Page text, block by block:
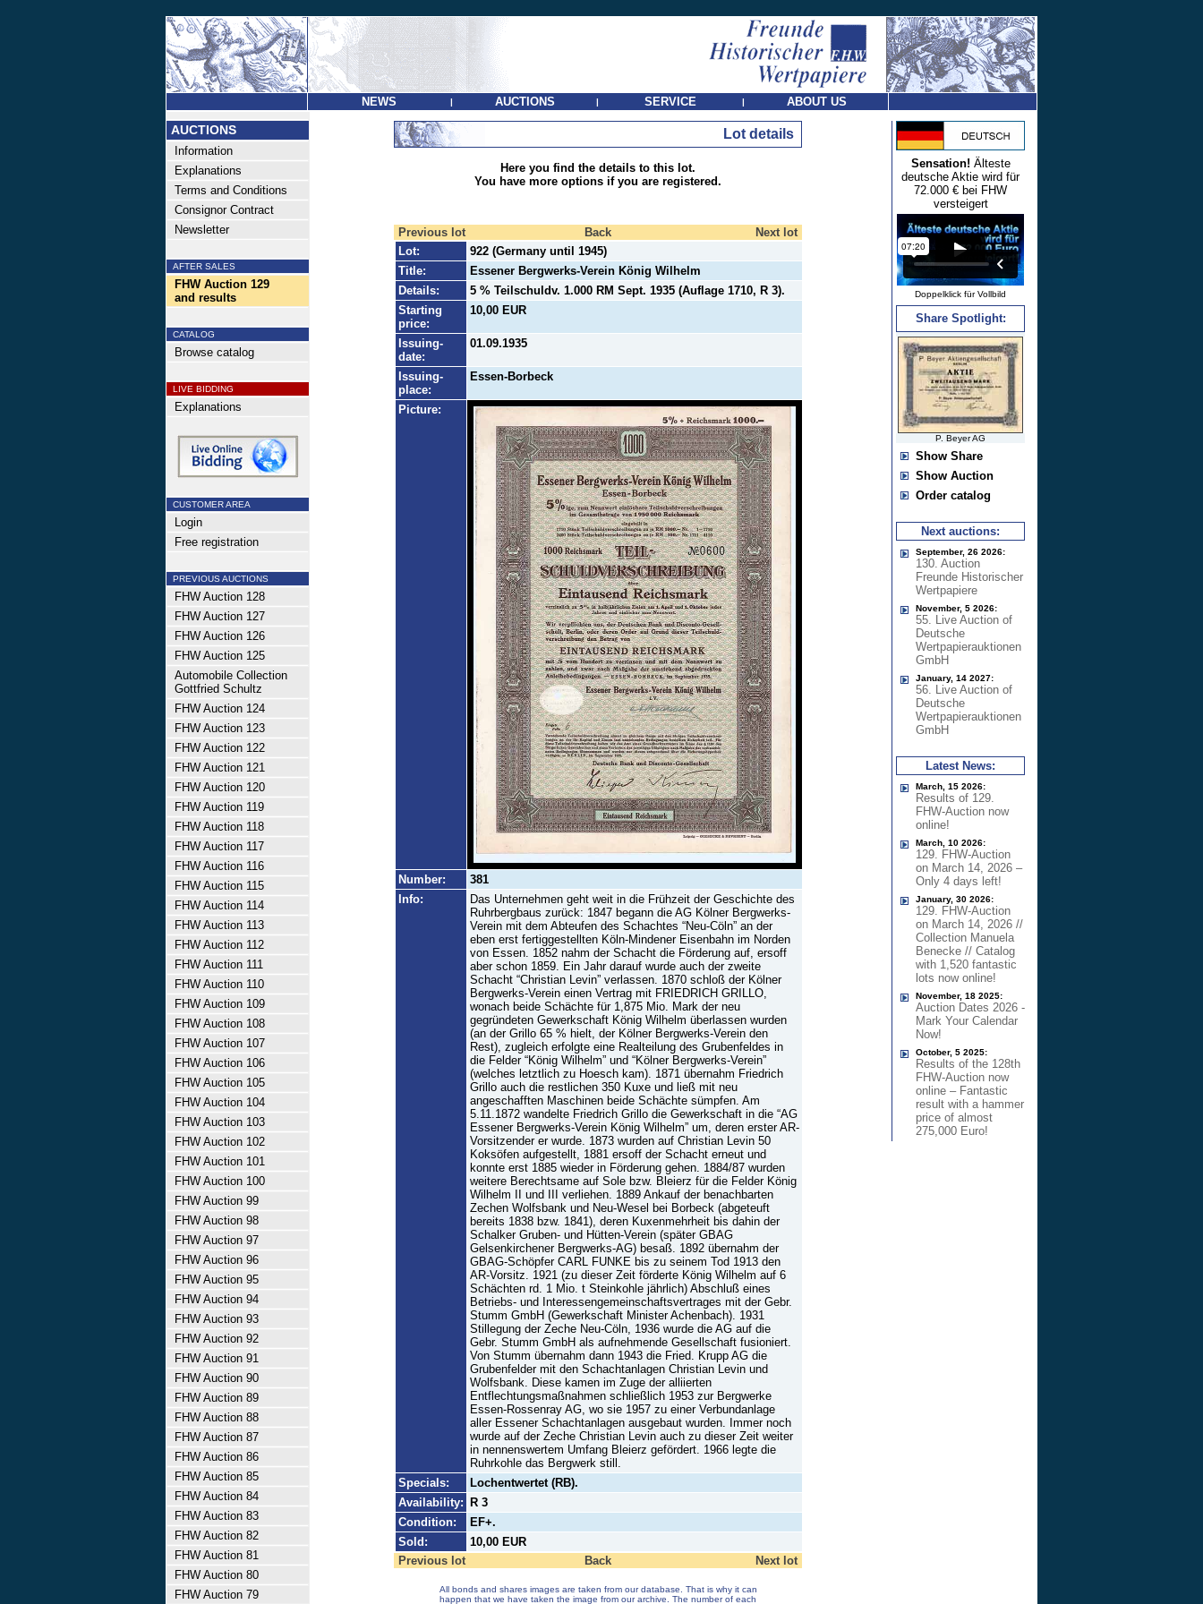
NEWS | AUCTIONS | SERVICE | ABOUT US
AUCTIONS
Information
Explanations
Terms and Conditions
Consignor Contract
Newsletter
AFTER SALES
FHW Auction 129
and results
CATALOG
Browse catalog
LIVE BIDDING
Explanations
CUSTOMER AREA
Login
Free registration
PREVIOUS AUCTIONS
FHW Auction 128
FHW Auction 127
FHW Auction 126
FHW Auction 125
Automobile Collection
Gottfried Schultz
FHW Auction 124
FHW Auction 123
FHW Auction 122
FHW Auction 121
FHW Auction 120
FHW Auction 119
FHW Auction 118
FHW Auction 117
FHW Auction 116
FHW Auction 115
FHW Auction 114
FHW Auction 113
FHW Auction 112
FHW Auction 111
FHW Auction 110
FHW Auction 109
FHW Auction 108
FHW Auction 107
FHW Auction 106
FHW Auction 105
FHW Auction 104
FHW Auction 103
FHW Auction 102
FHW Auction 101
FHW Auction 100
FHW Auction 99
FHW Auction 98
FHW Auction 97
FHW Auction 96
FHW Auction 95
FHW Auction 94
FHW Auction 93
FHW Auction 92
FHW Auction 91
FHW Auction 90
FHW Auction 89
FHW Auction 88
FHW Auction 87
FHW Auction 86
FHW Auction 85
FHW Auction 84
FHW Auction 83
FHW Auction 82
FHW Auction 81
FHW Auction 80
FHW Auction 79
Lot details
Here you find the details to this lot.
You have more options if you are registered.
Previous lot Back
Next lot
Lot:
922 (Germany until 1945)
Title:
Essener Bergwerks-Verein König Wilhelm
Details:
5 % Teilschuldv. 1.000 RM Sept. 1935 (Auflage 1710, R 3).
Starting
price:
10,00 EUR
Issuing-
date:
01.09.1935
Issuing-
place:
Essen-Borbeck
Picture:
Number:
381
Info:
Das Unternehmen geht weit in die Frühzeit der Geschichte des
Ruhrbergbaus zurück: 1847 begann die AG Kölner Bergwerks-
Verein mit dem Abteufen des Schachtes “Neu-Cöln” an der
eben erst fertiggestellten Köln-Mindener Eisenbahn im Norden
von Essen. 1852 nahm der Schacht die Förderung auf, ersoff
aber schon 1859. Ein Jahr darauf wurde auch der zweite
Schacht “Christian Levin” verlassen. 1870 schloß der Kölner
Bergwerks-Verein einen Vertrag mit FRIEDRICH GRILLO,
wonach beide Schächte für 1,875 Mio. Mark der neu
gegründeten Gewerkschaft König Wilhelm überlassen wurden
(an der Grillo 65 % hielt, der Kölner Bergwerks-Verein den
Rest), zugleich erfolgte eine Realteilung des Grubenfeldes in
die Felder “König Wilhelm” und “Kölner Bergwerks-Verein”
(welches letztlich zu Hoesch kam). 1871 übernahm Friedrich
Grillo auch die restlichen 350 Kuxe und ließ mit neu
angeschafften Maschinen beide Schächte sümpfen. Am
5.11.1872 wandelte Friedrich Grillo die Gewerkschaft in die “AG
Essener Bergwerks-Verein König Wilhelm” um, deren erster AR-
Vorsitzender er wurde. 1873 wurden auf Christian Levin 50
Koksöfen aufgestellt, 1881 ersoff der Schacht erneut und
konnte erst 1885 wieder in Förderung gehen. 1884/87 wurden
weitere Berechtsame auf Sole bzw. Bleierz für die Felder König
Wilhelm II und III verliehen. 1889 Ankauf der benachbarten
Zechen Wolfsbank und Neu-Wesel bei Borbeck (abgeteuft
bereits 1838 bzw. 1841), deren Kuxenmehrheit bis dahin der
Schalker Gruben- und Hütten-Verein (später GBAG
Gelsenkirchener Bergwerks-AG) besaß. 1892 übernahm der
GBAG-Schöpfer CARL FUNKE bis zu seinem Tod 1913 den
AR-Vorsitz. 1921 (zu dieser Zeit förderte König Wilhelm auf 6
Schächten rd. 1 Mio. t Steinkohle jährlich) Abschluß eines
Betriebs- und Interessengemeinschaftsvertrages mit der Gebr.
Stumm GmbH (Gewerkschaft Minister Achenbach). 1931
Stillegung der Zeche Neu-Cöln, 1936 wurde die AG auf die
Gebr. Stumm GmbH als aufnehmende Gesellschaft fusioniert.
Von Stumm übernahm dann 1943 die Fried. Krupp AG die
Grubenfelder mit den Schachtanlagen Christian Levin und
Wolfsbank. Diese kamen im Zuge der alliierten
Entflechtungsmaßnahmen schließlich 1953 zur Bergwerke
Essen-Rossenray AG, wo sie 1957 zu einer Verbundanlage
aller Essener Schachtanlagen ausgebaut wurden. Immer noch
wurde auf der Zeche Christian Levin auch zu dieser Zeit weiter
in nennenswertem Umfang Bleierz gefördert. 1966 legte die
Ruhrkohle das Bergwerk still.
Specials:
Lochentwertet (RB).
Availability:
R 3
Condition:
EF+.
Sold:
10,00 EUR
Previous lot
Back Next lot
All bonds and shares images are taken from our database. That is why it can
happen that we have taken the image from our archive. The number of each
Sensation! Älteste
deutsche Aktie wird für
72.000 € bei FHW
versteigert
Doppelklick für Vollbild
Share Spotlight:
P. Beyer AG
Show Share
Show Auction
Order catalog
Next auctions:
September, 26 2026:
130. Auction
Freunde Historischer
Wertpapiere
November, 5 2026:
55. Live Auction of
Deutsche
Wertpapierauktionen
GmbH
January, 14 2027:
56. Live Auction of
Deutsche
Wertpapierauktionen
GmbH
Latest News:
March, 15 2026:
Results of 129.
FHW-Auction now
online!
March, 10 2026:
129. FHW-Auction
on March 14, 2026 –
Only 4 days left!
January, 30 2026:
129. FHW-Auction
on March 14, 2026 //
Collection Manuela
Benecke // Catalog
with 1,520 fantastic
lots now online!
November, 18 2025:
Auction Dates 2026 -
Mark Your Calendar
Now!
October, 5 2025:
Results of the 128th
FHW-Auction now
online – Fantastic
result with a hammer
price of almost
275,000 Euro!